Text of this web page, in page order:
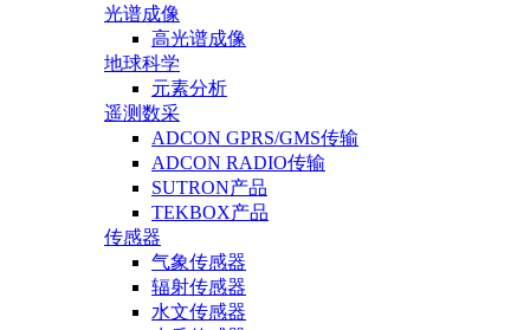
光谱成像
高光谱成像
地球科学
元素分析
遥测数采
ADCON GPRS/GMS传输
ADCON RADIO传输
SUTRON产品
TEKBOX产品
传感器
气象传感器
辐射传感器
水文传感器